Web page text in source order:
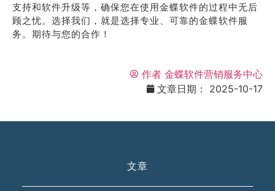
支持和软件升级等，确保您在使用金蝶软件的过程中无后
顾之忧。选择我们，就是选择专业、可靠的金蝶软件服
务。期待与您的合作！
作者 金蝶软件营销服务中心
文章日期：
2025-10-17
文章